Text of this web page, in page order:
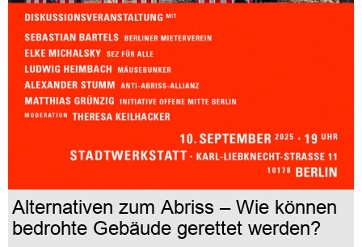
Alternativen zum Abriss – Wie können
bedrohte Gebäude gerettet werden?